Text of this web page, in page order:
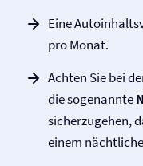
Eine
pro Monat.
Achten Sie bei
die sogenannte
sicherzugehen,
einem